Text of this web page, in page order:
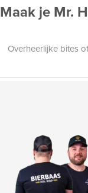
Maak je Mr.
Overheerlijke bites